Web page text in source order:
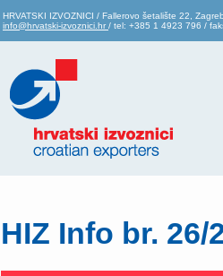
HRVATSKI IZVOZNICI / Fallerovo šetalište 22,
info@hrvatski-izvoznici.hr / tel: +385 1 4923 796 /
HIZ Info br. 26/